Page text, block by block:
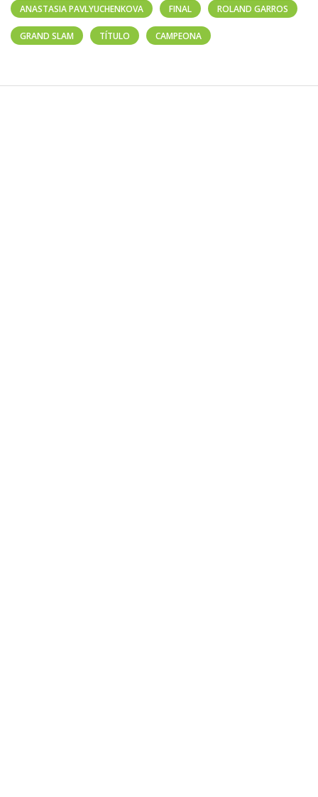
ANASTASIA PAVLYUCHENKOVA FINAL ROLAND GARROS
GRAND SLAM TÍTULO CAMPEONA